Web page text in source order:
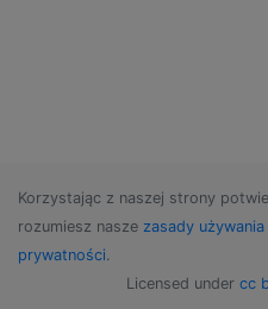
Korzystając z naszej strony
rozumiesz nasze zasady
prywatności.
Licensed under cc